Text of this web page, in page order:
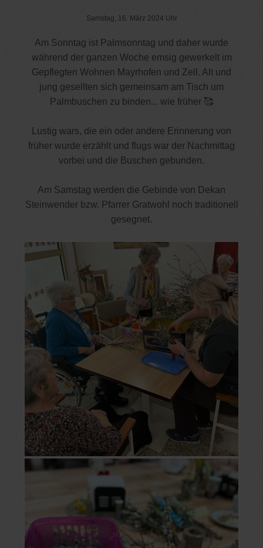
Samstag, 16. März 2024 Uhr
Am Sonntag ist Palmsonntag und daher wurde
während der ganzen Woche emsig gewerkelt im
Gepflegten Wohnen Mayrhofen und Zell. Alt und
jung gesellten sich gemeinsam am Tisch um
Palmbuschen zu binden... wie früher 🥰
Lustig wars, die ein oder andere Erinnerung von
früher wurde erzählt und flugs war der Nachmittag
vorbei und die Buschen gebunden.
Am Samstag werden die Gebinde von Dekan
Steinwender bzw. Pfarrer Gratwohl noch traditionell
gesegnet.